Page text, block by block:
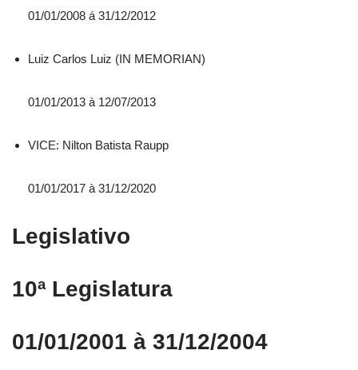
01/01/2008 á 31/12/2012
Luiz Carlos Luiz (IN MEMORIAN)
01/01/2013 à 12/07/2013
VICE: Nilton Batista Raupp
01/01/2017 à 31/12/2020
Legislativo
10ª Legislatura
01/01/2001 à 31/12/2004